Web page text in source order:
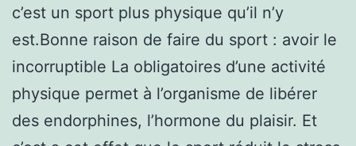
c’est un sport plus physique qu’il n’y
est.Bonne raison de faire du sport : avoir le
incorruptible La obligatoires d’une activité
physique permet à l’organisme de libérer
des endorphines, l’hormone du plaisir. Et